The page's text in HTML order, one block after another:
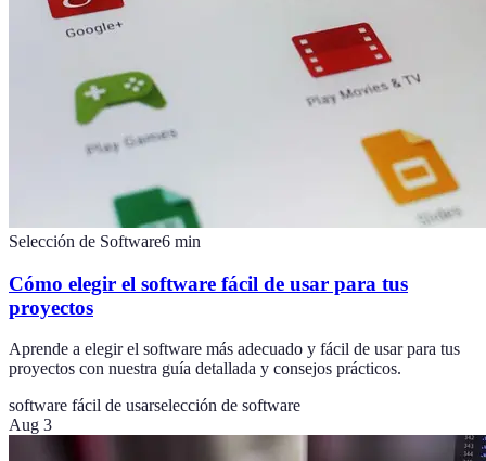
Selección de Software6 min
Cómo elegir el software fácil de usar para tus
proyectos
Aprende a elegir el software más adecuado y fácil de usar para tus
proyectos con nuestra guía detallada y consejos prácticos.
software fácil de usarselección de software
Aug 3